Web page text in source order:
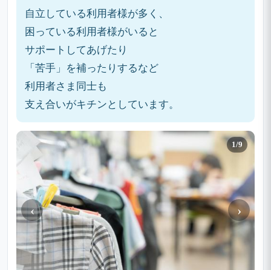
自立している利用者様が多く、
困っている利用者様がいると
サポートしてあげたり
「苦手」を補ったりするなど
利用者さま同士も
支え合いがキチンとしています。
1/9
‹ ›